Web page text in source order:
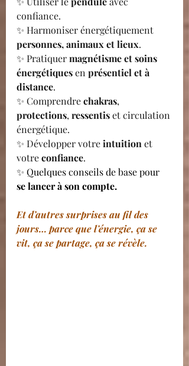
confiance.
✨ Harmoniser énergétiquement
personnes, animaux et lieux.
✨ Pratiquer magnétisme et soins
énergétiques en présentiel et à
distance.
✨ Comprendre chakras,
protections, ressentis et circulation
énergétique.
✨ Développer votre intuition et
votre confiance.
✨ Quelques conseils de base pour
se lancer à son compte.
Et d’autres surprises au fil des
jours… parce que l’énergie, ça se
vit, ça se partage, ça se révèle.